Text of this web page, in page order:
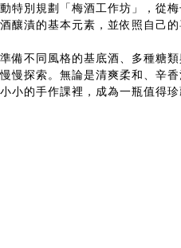
特別規劃「梅酒工作坊」，從
釀漬的基本元素，並依照自己
備不同風格的基底酒、多種糖
慢探索。無論是清爽柔和、辛
小的手作課裡，成為一瓶值得珍